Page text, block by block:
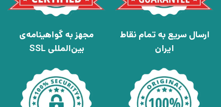
ارسال سریع به تمام نقاط
ایران
مجهز به گواهینامه‌ی
بین‌المللی SSL